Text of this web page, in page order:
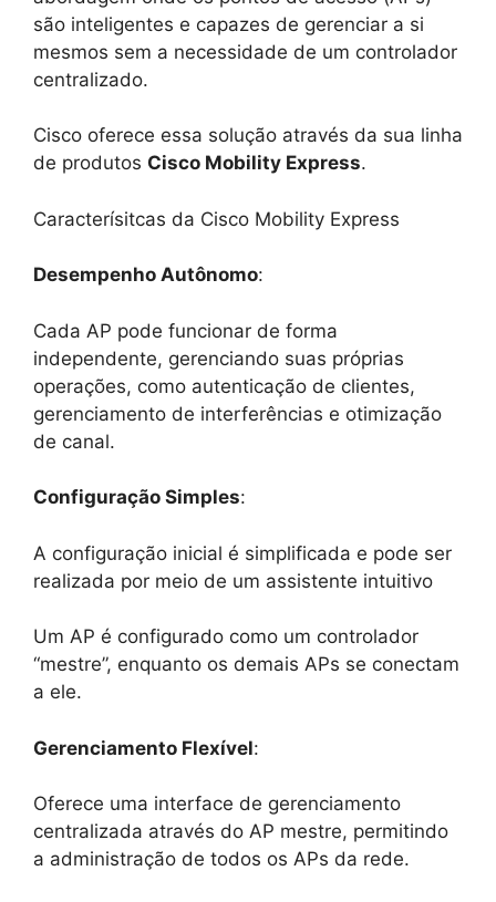
são inteligentes e capazes de gerenciar a si
mesmos sem a necessidade de um controlador
centralizado.
Cisco oferece essa solução através da sua linha
de produtos Cisco Mobility Express.
Caracterísitcas da Cisco Mobility Express
Desempenho Autônomo:
Cada AP pode funcionar de forma
independente, gerenciando suas próprias
operações, como autenticação de clientes,
gerenciamento de interferências e otimização
de canal.
Configuração Simples:
A configuração inicial é simplificada e pode ser
realizada por meio de um assistente intuitivo
Um AP é configurado como um controlador
“mestre”, enquanto os demais APs se conectam
a ele.
Gerenciamento Flexível:
Oferece uma interface de gerenciamento
centralizada através do AP mestre, permitindo
a administração de todos os APs da rede.